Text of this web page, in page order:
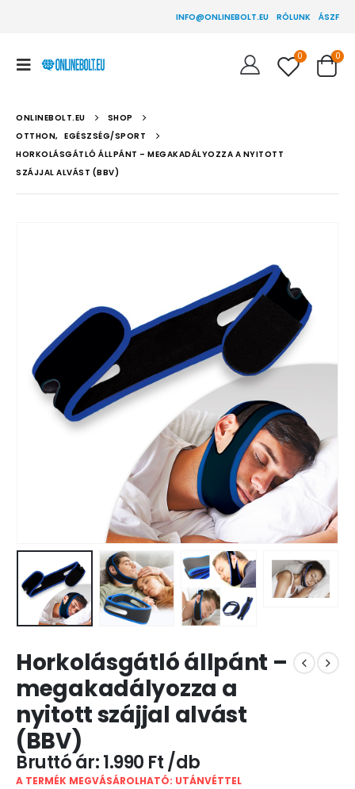
INFO@ONLINEBOLT.EU RÓLUNK ÁSZF
0 0
ONLINEBOLT.EU
SHOP
OTTHON, EGÉSZSÉG/SPORT
HORKOLÁSGÁTLÓ ÁLLPÁNT – MEGAKADÁLYOZZA A NYITOTT
SZÁJJAL ALVÁST (BBV)
Horkolásgátló állpánt –
megakadályozza a
nyitott szájjal alvást
(BBV)
1.990 Ft
A TERMÉK MEGVÁSÁROLHATÓ: UTÁNVÉTTEL